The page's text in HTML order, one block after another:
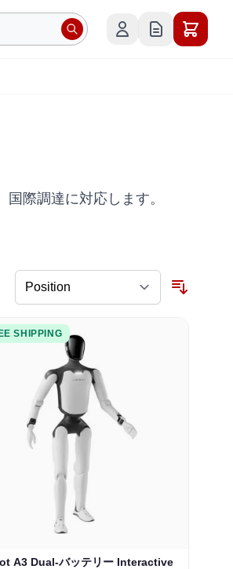
際調達に対応します。
SHIPPING
A3 Dual-バッテリー Interactive